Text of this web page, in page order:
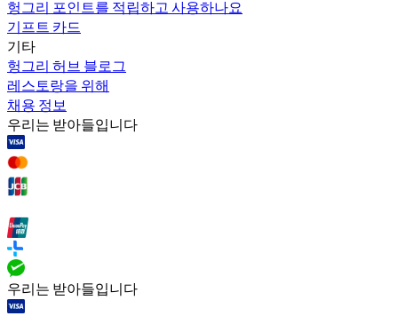
헝그리 포인트를 적립하고 사용하나요
기프트 카드
기타
헝그리 허브 블로그
레스토랑을 위해
채용 정보
우리는 받아들입니다
우리는 받아들입니다